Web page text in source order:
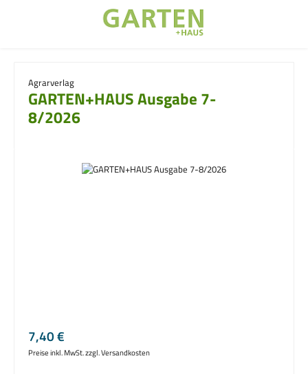
Agrarverlag
GARTEN+HAUS Ausgabe 7-
8/2026
Bildergalerie überspringen
Regulärer Preis:
7,40 €
Preise inkl. MwSt. zzgl. Versandkosten